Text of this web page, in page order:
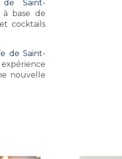
Saint-
à base de
cocktails
de Saint-
nouvelle